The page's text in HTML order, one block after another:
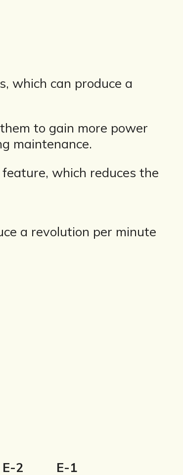
which can produce a
to gain more power
maintenance.
which reduces the
a revolution per minute
E-2 E-1